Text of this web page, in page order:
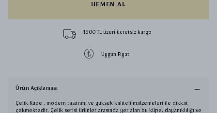
HEMEN AL
1500 TL üzeri ücretsiz kargo
Uygun Fiyat
Ürün Açıklaması
Çelik Küpe , modern tasarımı ve yüksek kaliteli malzemeleri ile dikkat